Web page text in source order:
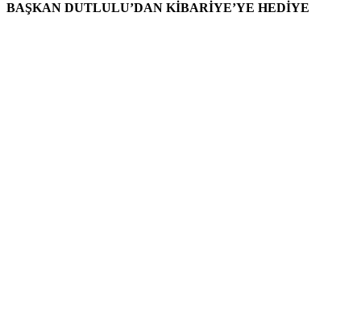
BAŞKAN DUTLULU’DAN KİBARİYE’YE HEDİYE